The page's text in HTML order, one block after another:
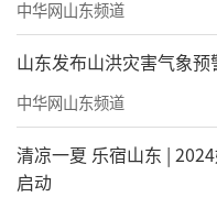
中华网山东频道
山东发布山洪灾害气象
中华网山东频道
清凉一夏 乐宿山东 |
启动